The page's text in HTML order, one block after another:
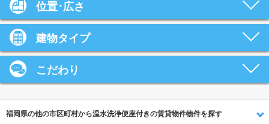
位置･広さ
建物タイプ
こだわり
福岡県の他の市区町村から温水洗浄便座付きの賃貸物件物件を探す